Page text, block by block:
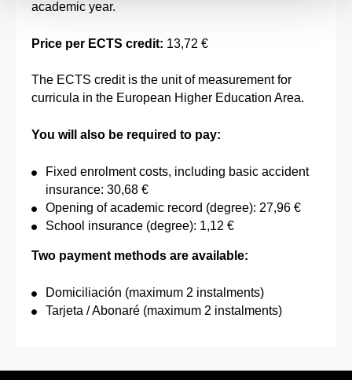
academic year.
Price per ECTS credit: 13,72 €
The ECTS credit is the unit of measurement for
curricula in the European Higher Education Area.
You will also be required to pay:
Fixed enrolment costs, including basic accident
insurance: 30,68 €
Opening of academic record (degree): 27,96 €
School insurance (degree): 1,12 €
Two payment methods are available:
Domiciliación (maximum 2 instalments)
Tarjeta / Abonaré (maximum 2 instalments)